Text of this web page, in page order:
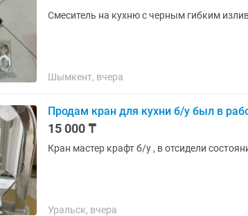
Смеситель на кухню с черным гибким
Шымкент, вчера
Продам кран для кухни б/у был в
15 000 ₸
Кран мастер крафт б/у , в отсидели
Уральск, вчера